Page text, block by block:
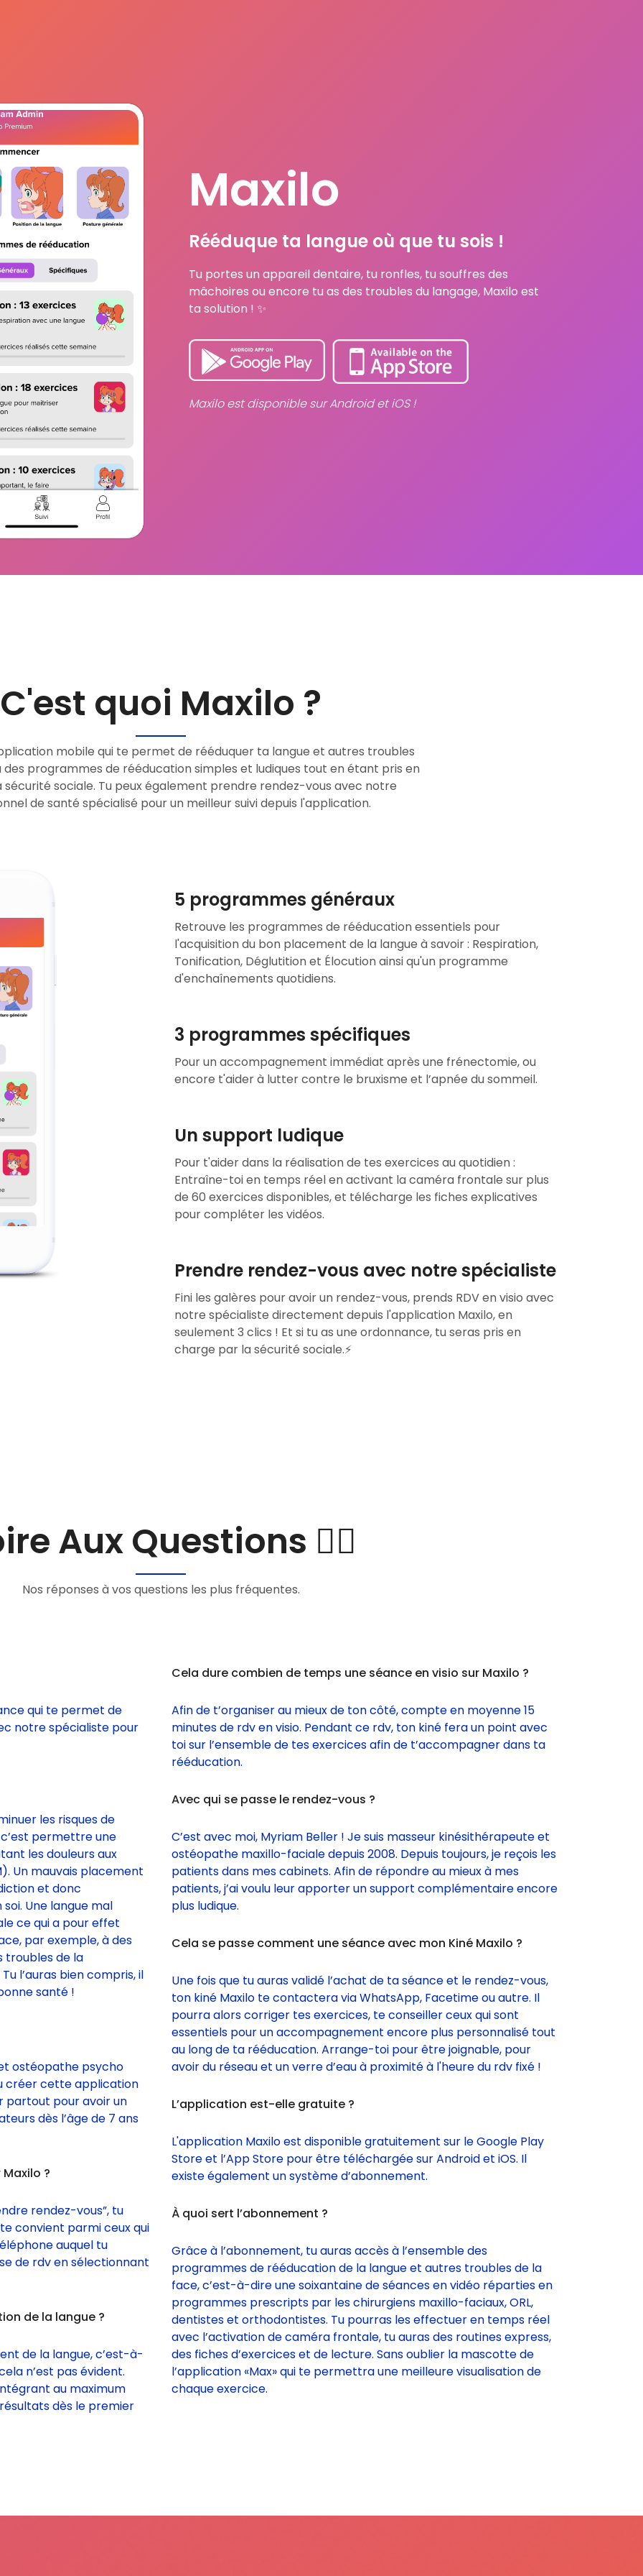
Maxilo
Rééduque ta langue où que tu sois !
Tu portes un appareil dentaire, tu ronfles, tu souffres des
mâchoires ou encore tu as des troubles du langage, Maxilo est
ta solution ! ✨
Maxilo est disponible sur Android et iOS !
C'est quoi Maxilo ?
mobile qui te permet de rééduquer ta langue et autres troubles
des programmes de rééducation simples et ludiques tout en étant pris en
sociale. Tu peux également prendre rendez-vous avec notre
de santé spécialisé pour un meilleur suivi depuis l'application.
5 programmes généraux
Retrouve les programmes de rééducation essentiels pour
l'acquisition du bon placement de la langue à savoir : Respiration,
Tonification, Déglutition et Élocution ainsi qu'un programme
d'enchaînements quotidiens.
3 programmes spécifiques
Pour un accompagnement immédiat après une frénectomie, ou
encore t'aider à lutter contre le bruxisme et l’apnée du sommeil.
Un support ludique
Pour t'aider dans la réalisation de tes exercices au quotidien :
Entraîne-toi en temps réel en activant la caméra frontale sur plus
de 60 exercices disponibles, et télécharge les fiches explicatives
pour compléter les vidéos.
Prendre rendez-vous avec notre spécialiste
Fini les galères pour avoir un rendez-vous, prends RDV en visio avec
notre spécialiste directement depuis l'application Maxilo, en
seulement 3 clics ! Et si tu as une ordonnance, tu seras pris en
charge par la sécurité sociale.⚡️
Aux Questions 🙋‍♂️
Nos réponses à vos questions les plus fréquentes.
qui te permet de
notre spécialiste pour
les risques de
permettre une
les douleurs aux
Un mauvais placement
et donc
Une langue mal
ce qui a pour effet
par exemple, à des
troubles de la
l’auras bien compris, il
santé !
ostéopathe psycho
créer cette application
partout pour avoir un
dès l’âge de 7 ans
?
rendez-vous”, tu
convient parmi ceux qui
auquel tu
de rdv en sélectionnant
de la langue ?
de la langue, c’est-à-
n’est pas évident.
au maximum
dès le premier
Cela dure combien de temps une séance en visio sur Maxilo ?
Afin de t’organiser au mieux de ton côté, compte en moyenne 15
minutes de rdv en visio. Pendant ce rdv, ton kiné fera un point avec
toi sur l’ensemble de tes exercices afin de t’accompagner dans ta
rééducation.
Avec qui se passe le rendez-vous ?
C’est avec moi, Myriam Beller ! Je suis masseur kinésithérapeute et
ostéopathe maxillo-faciale depuis 2008. Depuis toujours, je reçois les
patients dans mes cabinets. Afin de répondre au mieux à mes
patients, j’ai voulu leur apporter un support complémentaire encore
plus ludique.
Cela se passe comment une séance avec mon Kiné Maxilo ?
Une fois que tu auras validé l’achat de ta séance et le rendez-vous,
ton kiné Maxilo te contactera via WhatsApp, Facetime ou autre. Il
pourra alors corriger tes exercices, te conseiller ceux qui sont
essentiels pour un accompagnement encore plus personnalisé tout
au long de ta rééducation. Arrange-toi pour être joignable, pour
avoir du réseau et un verre d’eau à proximité à l'heure du rdv fixé !
L’application est-elle gratuite ?
L'application Maxilo est disponible gratuitement sur le Google Play
Store et l’App Store pour être téléchargée sur Android et iOS. Il
existe également un système d’abonnement.
À quoi sert l’abonnement ?
Grâce à l’abonnement, tu auras accès à l’ensemble des
programmes de rééducation de la langue et autres troubles de la
face, c’est-à-dire une soixantaine de séances en vidéo réparties en
programmes prescripts par les chirurgiens maxillo-faciaux, ORL,
dentistes et orthodontistes. Tu pourras les effectuer en temps réel
avec l’activation de caméra frontale, tu auras des routines express,
des fiches d’exercices et de lecture. Sans oublier la mascotte de
l’application «Max» qui te permettra une meilleure visualisation de
chaque exercice.